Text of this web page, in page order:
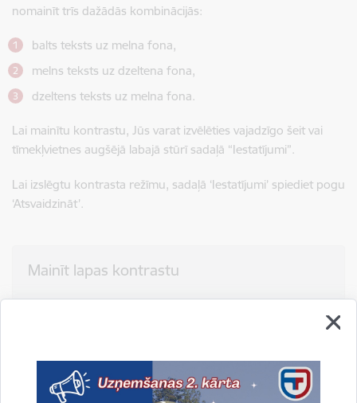
nomainīt trīs dažādās kombinācijās:
balts teksts uz melna fona,
melns teksts uz dzeltena fona,
dzeltens teksts uz melna fona.
Lai mainītu kontrastu, Jūs varat izvēlēties vajadzīgo šeit vai
tīmekļvietnes augšējā labajā stūrī sadaļā “Iestatījumi”.
Lai izslēgtu kontrasta režīmu, sadaļā ‘Iestatījumi’ spiediet pogu
‘Atsvaidzināt’.
Mainīt lapas kontrastu